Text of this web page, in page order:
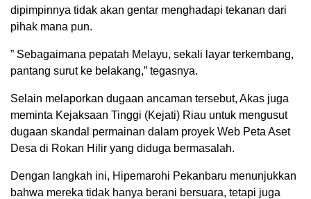
dipimpinnya tidak akan gentar menghadapi tekanan dari
pihak mana pun.
” Sebagaimana pepatah Melayu, sekali layar terkembang,
pantang surut ke belakang,” tegasnya.
Selain melaporkan dugaan ancaman tersebut, Akas juga
meminta Kejaksaan Tinggi (Kejati) Riau untuk mengusut
dugaan skandal permainan dalam proyek Web Peta Aset
Desa di Rokan Hilir yang diduga bermasalah.
Dengan langkah ini, Hipemarohi Pekanbaru menunjukkan
bahwa mereka tidak hanya berani bersuara, tetapi juga